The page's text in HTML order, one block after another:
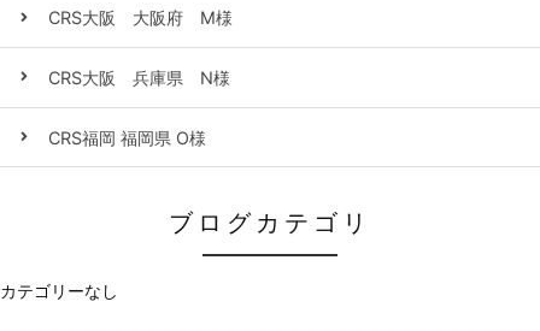
CRS大阪 大阪府 M様
CRS大阪 兵庫県 N様
CRS福岡 福岡県 O様
ブログカテゴリ
カテゴリーなし